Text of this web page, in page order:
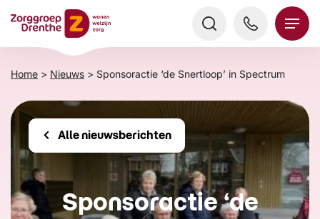
naar
content
Home > Nieuws > Sponsoractie ‘de Snertloop’ in Spectrum
Alle nieuwsberichten
Sponsoractie ‘de